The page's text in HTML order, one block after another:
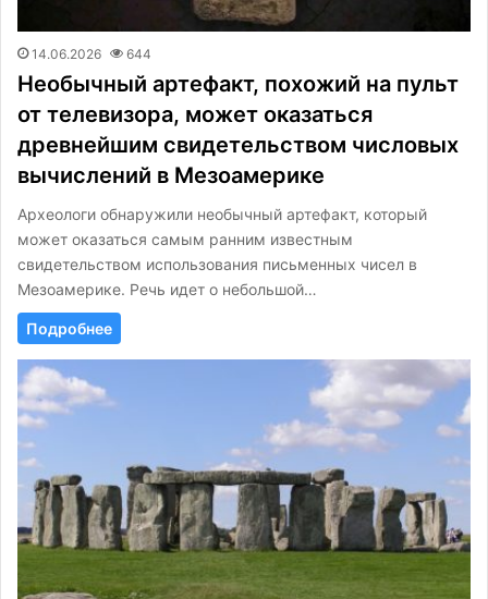
14.06.2026 644
Необычный артефакт, похожий на пульт
от телевизора, может оказаться
древнейшим свидетельством числовых
вычислений в Мезоамерике
Археологи обнаружили необычный артефакт, который
может оказаться самым ранним известным
свидетельством использования письменных чисел в
Мезоамерике. Речь идет о небольшой…
Подробнее